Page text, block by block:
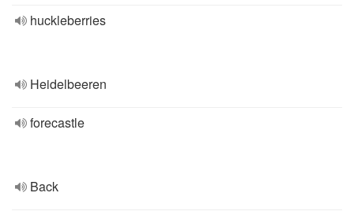
huckleberries
Heidelbeeren
forecastle
Back